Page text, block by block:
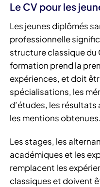
Le CV pour les
Les jeunes diplômés
professionnelle
structure classique du
formation prend la
expériences, et doit
spécialisations, les
d’études, les
les mentions obtenues.
Les stages, les
académiques et les
remplacent les
classiques et doivent